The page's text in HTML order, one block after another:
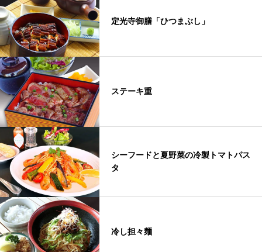
定光寺御膳「ひつまぶし」
ステーキ重
シーフードと夏野菜の冷製トマトパス
タ
冷し担々麺